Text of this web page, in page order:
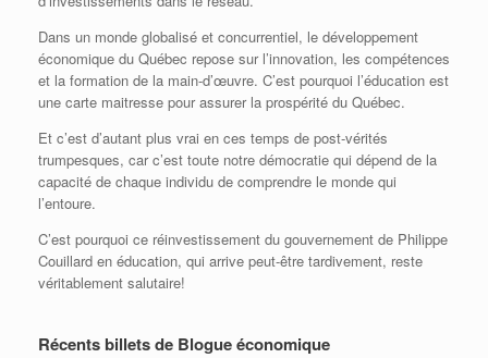
Dans un monde globalisé et concurrentiel, le développement
économique du Québec repose sur l’innovation, les compétences
et la formation de la main-d’œuvre. C’est pourquoi l’éducation est
une carte maitresse pour assurer la prospérité du Québec.
Et c’est d’autant plus vrai en ces temps de post-vérités
trumpesques, car c’est toute notre démocratie qui dépend de la
capacité de chaque individu de comprendre le monde qui
l’entoure.
C’est pourquoi ce réinvestissement du gouvernement de Philippe
Couillard en éducation, qui arrive peut-être tardivement, reste
véritablement salutaire!
Récents billets de Blogue économique